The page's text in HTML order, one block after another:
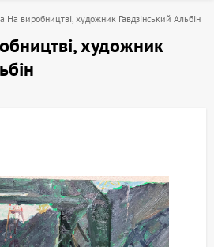
На виробництві, художник Гавдзінський Альбін
художник